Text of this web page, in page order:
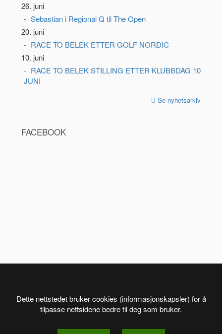
26. juni
Sebastian i Regional Q til The Open
20. juni
RACE TO BELEK ETTER GOLF NORDIC
10. juni
RACE TO BELEK STILLING ETTER KLUBBDAG 10
JUNI
Se nyhetsarkiv
FACEBOOK
Dette nettstedet bruker cookies (informasjonskapsler) for å
tilpasse nettsidene bedre til deg som bruker.